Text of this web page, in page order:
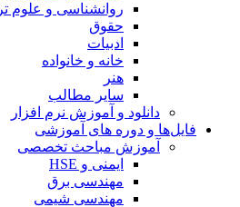
روانشناسی و علوم تربیتی
حقوق
ادبیات
خانه و خانواده
هنر
سایر مطالب
دانلود و آموزش نرم افزار
فایل‌ها و دوره های آموزشی
آموزش مباحث تخصصی
ایمنی و HSE
مهندسی برق
مهندسی شیمی